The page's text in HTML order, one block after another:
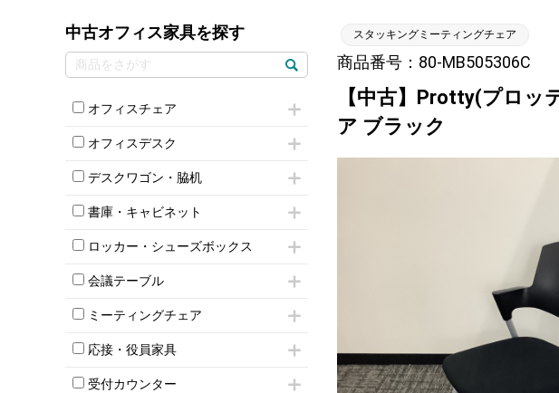
中古オフィス家具を探す
オフィスチェア
肘付きチェア
肘無しチェア
役員チェア
オフィスチェアその他
オフィスデスク
片袖机
フリーアドレスデスク（ベンチデスク）
昇降デスク
両袖机
デスクワゴン・脇机
インワゴン2段
インワゴン3段
脇机
書庫・キャビネット
ハイキャビネット
ローキャビネット
両開きキャビネット
上下連結キャビネット
軽量ラック（スチールラック）
ロッカー・シューズボックス
1人用ロッカー
2人用ロッカー
3人用ロッカー
5人用ロッカー
8人用ロッカー
会議テーブル
ミーティングテーブル
スタッキングテーブル
ネスティングテーブル
カウンターテーブル
ミーティングチェア
キャスター付きミーティングチェア
スタッキングミーティングチェア
テーブル付きミーティングチェア
応接・役員家具
応接セット
受付カウンター
スタッキングミーティングチェア
商品番号：80-MB505306C
【中古】Protty(プロッ
ア ブラック